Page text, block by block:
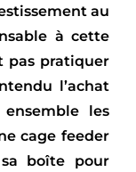
au
à cette
pas pratiquer
l’achat
les
cage feeder
boîte pour